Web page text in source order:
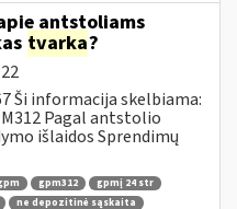
antstoliams
tvarka?
Ši informacija skelbiama:
Pagal antstolio
išlaidos Sprendimų
gpm312
gpmį 24 str
ne depozitinė sąskaita